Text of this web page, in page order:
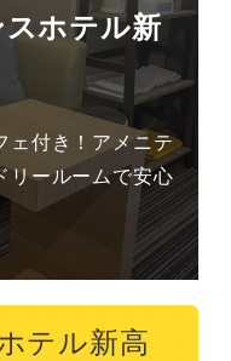
スホテル新
ェ付き！アメニテ
リールームで安心
テル新高